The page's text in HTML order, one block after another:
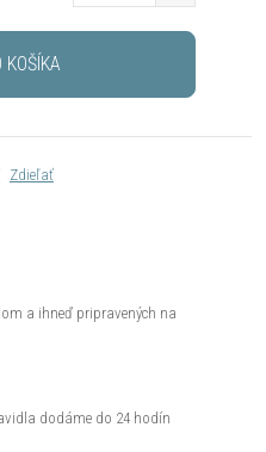
KOŠÍKA
Zdieľať
a ihneď pripravených na
dodáme do 24 hodín